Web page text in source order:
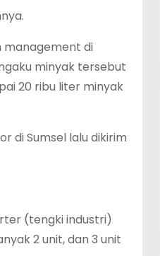
management di
minyak tersebut
20 ribu liter minyak
di Sumsel lalu dikirim
(tengki industri)
2 unit, dan 3 unit